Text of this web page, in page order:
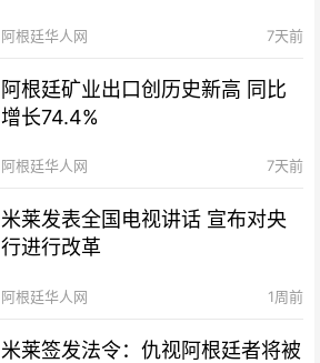
阿根廷华人网 7天前
阿根廷矿业出口创历史新高 同比
增长74.4%
阿根廷华人网 7天前
米莱发表全国电视讲话 宣布对央
行进行改革
阿根廷华人网 1周前
米莱签发法令：仇视阿根廷者将被